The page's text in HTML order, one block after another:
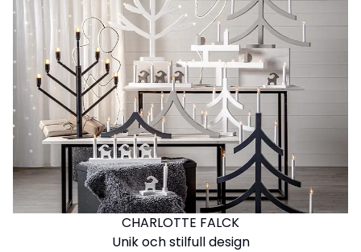
CHARLOTTE FALCK
Unik och stilfull design